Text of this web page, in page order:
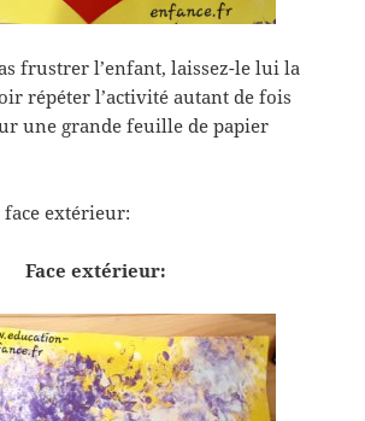
frustrer l’enfant, laissez-le lui la
répéter l’activité autant de fois
une grande feuille de papier
extérieur:
Face extérieur: